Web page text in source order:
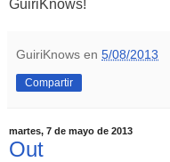
GuiriKnows!
GuiriKnows en 5/08/2013
Compartir
martes, 7 de mayo de 2013
Out